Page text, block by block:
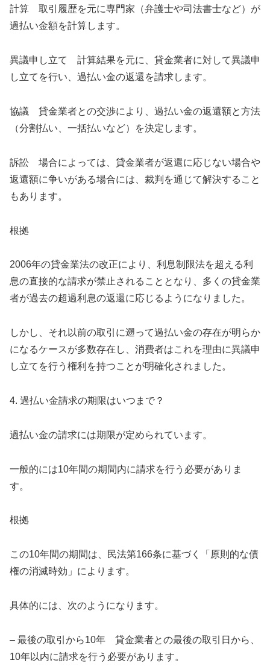
計算 取引履歴を元に専門家（弁護士や司法書士など）が
過払い金額を計算します。
異議申し立て 計算結果を元に、貸金業者に対して異議申
し立てを行い、過払い金の返還を請求します。
協議 貸金業者との交渉により、過払い金の返還額と方法
（分割払い、一括払いなど）を決定します。
訴訟 場合によっては、貸金業者が返還に応じない場合や
返還額に争いがある場合には、裁判を通じて解決すること
もあります。
根拠
2006年の貸金業法の改正により、利息制限法を超える利
息の直接的な請求が禁止されることとなり、多くの貸金業
者が過去の超過利息の返還に応じるようになりました。
しかし、それ以前の取引に遡って過払い金の存在が明らか
になるケースが多数存在し、消費者はこれを理由に異議申
し立てを行う権利を持つことが明確化されました。
4. 過払い金請求の期限はいつまで？
過払い金の請求には期限が定められています。
一般的には10年間の期間内に請求を行う必要がありま
す。
根拠
この10年間の期間は、民法第166条に基づく「原則的な債
権の消滅時効」によります。
具体的には、次のようになります。
– 最後の取引から10年 貸金業者との最後の取引日から、
10年以内に請求を行う必要があります。